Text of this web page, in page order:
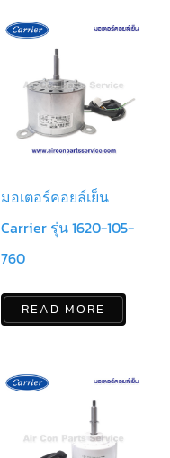
มอเตอร์คอยล์เย็น
Carrier รุ่น 1620-105-
760
READ MORE